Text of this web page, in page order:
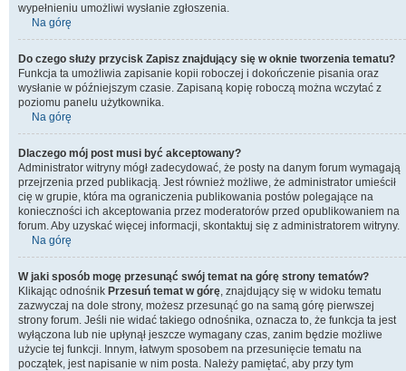
wypełnieniu umożliwi wysłanie zgłoszenia.
Na górę
Do czego służy przycisk Zapisz znajdujący się w oknie tworzenia tematu?
Funkcja ta umożliwia zapisanie kopii roboczej i dokończenie pisania oraz
wysłanie w późniejszym czasie. Zapisaną kopię roboczą można wczytać z
poziomu panelu użytkownika.
Na górę
Dlaczego mój post musi być akceptowany?
Administrator witryny mógł zadecydować, że posty na danym forum wymagają
przejrzenia przed publikacją. Jest również możliwe, że administrator umieścił
cię w grupie, która ma ograniczenia publikowania postów polegające na
konieczności ich akceptowania przez moderatorów przed opublikowaniem na
forum. Aby uzyskać więcej informacji, skontaktuj się z administratorem witryny.
Na górę
W jaki sposób mogę przesunąć swój temat na górę strony tematów?
Klikając odnośnik Przesuń temat w górę, znajdujący się w widoku tematu
zazwyczaj na dole strony, możesz przesunąć go na samą górę pierwszej
strony forum. Jeśli nie widać takiego odnośnika, oznacza to, że funkcja ta jest
wyłączona lub nie upłynął jeszcze wymagany czas, zanim będzie możliwe
użycie tej funkcji. Innym, łatwym sposobem na przesunięcie tematu na
początek, jest napisanie w nim posta. Należy pamiętać, aby przy tym